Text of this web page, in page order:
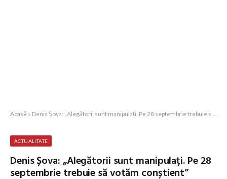
Acasă » Denis Șova: „Alegătorii sunt manipulați. Pe 28 septembrie trebuie să votăm conștient”
ACTUALITATE
Denis Șova: „Alegătorii sunt manipulați. Pe 28
septembrie trebuie să votăm conștient”